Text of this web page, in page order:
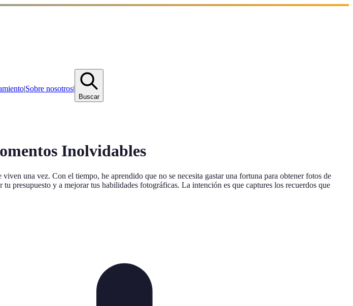
|Sobre nosotros|
Buscar
Inolvidables
una vez. Con el tiempo, he aprendido que no se necesita gastar una fortuna para obtener fotos de
presupuesto y a mejorar tus habilidades fotográficas. La intención es que captures los recuerdos que